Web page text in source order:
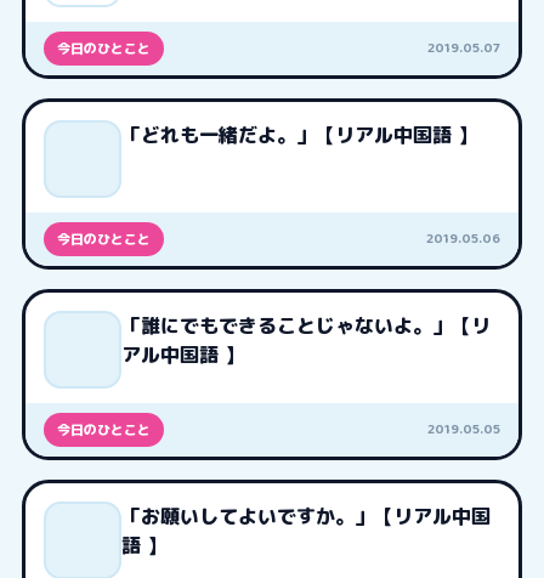
今日のひとこと 2019.05.07
「どれも一緒だよ。」【リアル中国語 】
今日のひとこと 2019.05.06
「誰にでもできることじゃないよ。」【リ
アル中国語 】
今日のひとこと 2019.05.05
「お願いしてよいですか。」【リアル中国
語 】